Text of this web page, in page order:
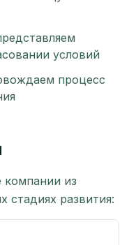
условий
процесс
компании из
стадиях развития: